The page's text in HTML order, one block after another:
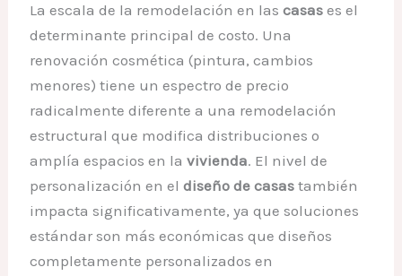
La escala de la remodelación en lascasas es el
determinante principal de costo. Una
renovación cosmética (pintura, cambios
menores) tiene un espectro de precio
radicalmente diferente a una remodelación
estructural que modifica distribuciones o
amplía espacios en lavivienda. El nivel de
personalización en eldiseño de casas también
impacta significativamente, ya que soluciones
estándar son más económicas que diseños
completamente personalizados en